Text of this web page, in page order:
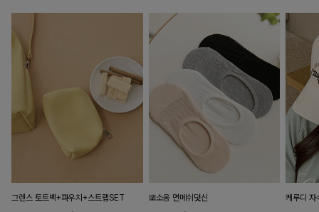
그렌스 토트백+파우치+스트랩SET 뽀소옹 면메쉬덧신 케루디 자